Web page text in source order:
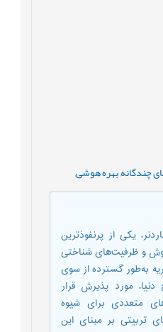
,بهره هوشی,
یکی از پرنفوذترین
و ظرفیت‌های شناختی
به‌طور گسترده از سوی
مورد پذیرش قرار
متعددی برای شیوه
تربیتی بر مبنای این